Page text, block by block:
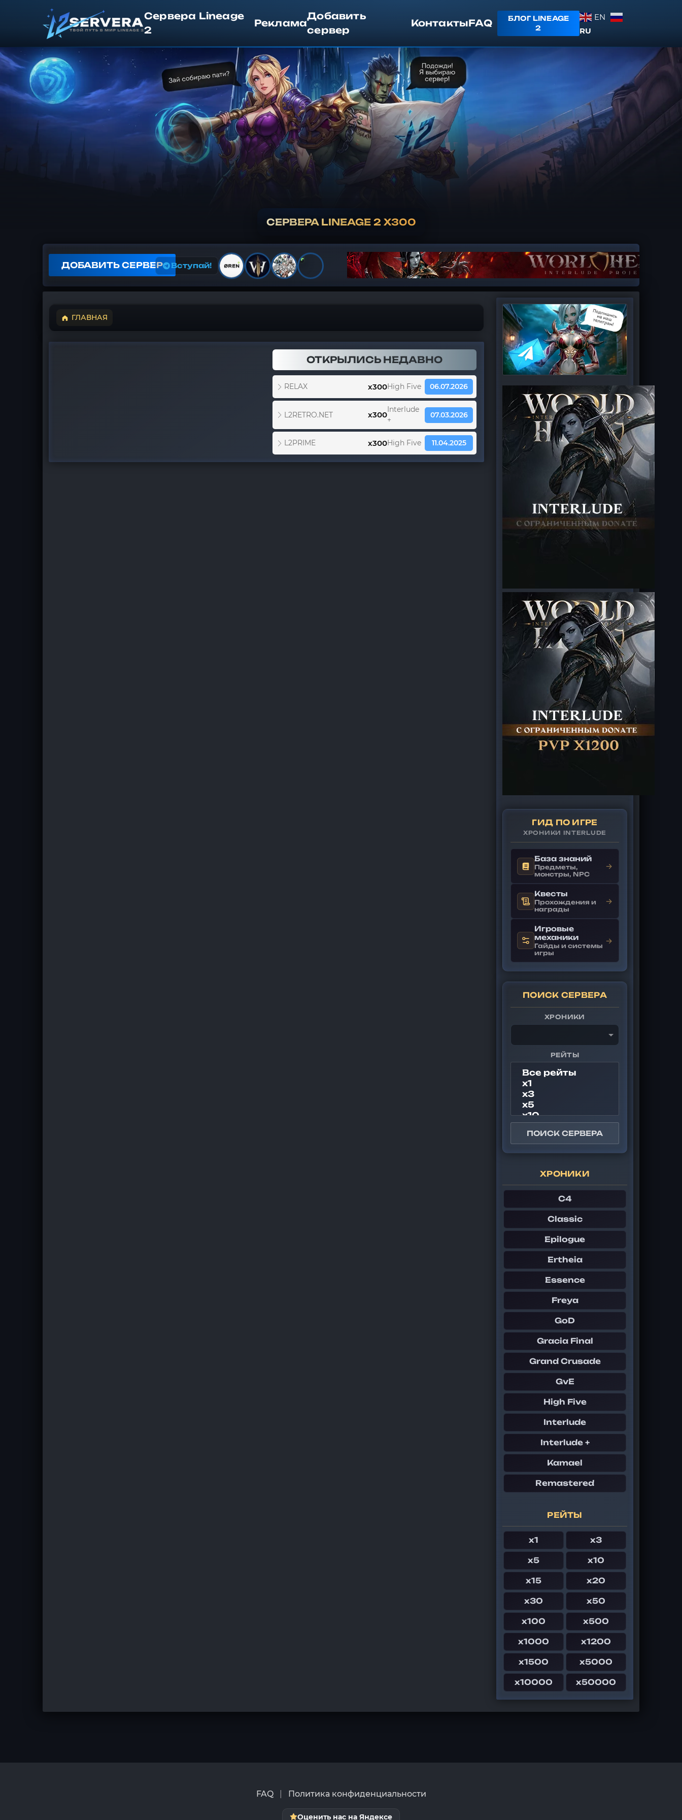
Сервера Lineage
2
Реклама
Добавить
сервер
КонтактыFAQ
БЛОГ LINEAGE
2
EN
RU
СЕРВЕРА LINEAGE 2 X300
Вступай!
+
ДОБАВИТЬ СЕРВЕР
ГЛАВНАЯ
ОТКРЫЛИСЬ НЕДАВНО
RELAX x300High Five 06.07.2026
L2RETRO.NET x300
Interlude
+
07.03.2026
L2PRIME x300High Five 11.04.2025
ГИД ПО ИГРЕ
ХРОНИКИ INTERLUDE
База знаний
Предметы,
монстры, NPC
→
Квесты
Прохождения и
награды
→
Игровые
механики
Гайды и системы
игры
→
ПОИСК СЕРВЕРА
ХРОНИКИ
РЕЙТЫ
ПОИСК СЕРВЕРА
ХРОНИКИ
C4
Classic
Epilogue
Ertheia
Essence
Freya
GoD
Gracia Final
Grand Crusade
GvE
High Five
Interlude
Interlude +
Kamael
Remastered
РЕЙТЫ
x1 x3
x5 x10
x15 x20
x30 x50
x100 x500
x1000 x1200
x1500 x5000
x10000 x50000
FAQ Политика конфиденциальности
Оценить нас на Яндексе